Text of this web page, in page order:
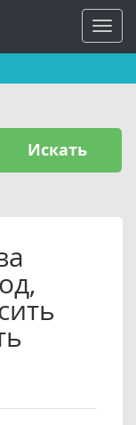
Искать